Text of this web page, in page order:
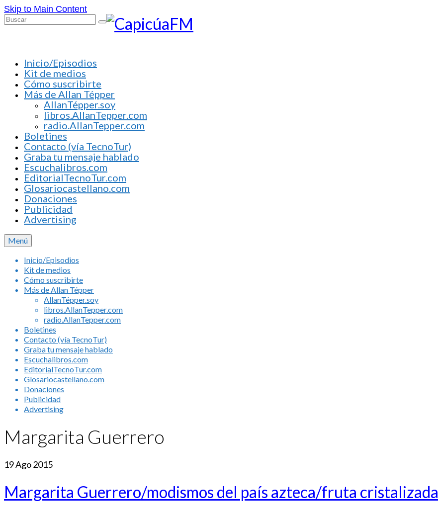
Skip to Main Content
Buscar
Inicio/Episodios
Kit de medios
Cómo suscribirte
Más de Allan Tépper
AllanTépper.soy
libros.AllanTepper.com
radio.AllanTepper.com
Boletines
Contacto (vía TecnoTur)
Graba tu mensaje hablado
Escuchalibros.com
EditorialTecnoTur.com
Glosariocastellano.com
Donaciones
Publicidad
Advertising
Menú
Inicio/Episodios
Kit de medios
Cómo suscribirte
Más de Allan Tépper
AllanTépper.soy
libros.AllanTepper.com
radio.AllanTepper.com
Boletines
Contacto (vía TecnoTur)
Graba tu mensaje hablado
Escuchalibros.com
EditorialTecnoTur.com
Glosariocastellano.com
Donaciones
Publicidad
Advertising
Margarita Guerrero
19Ago 2015
Margarita Guerrero/modismos del país azteca/fruta cristalizada